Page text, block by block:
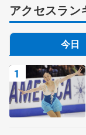
アクセスラン
今日